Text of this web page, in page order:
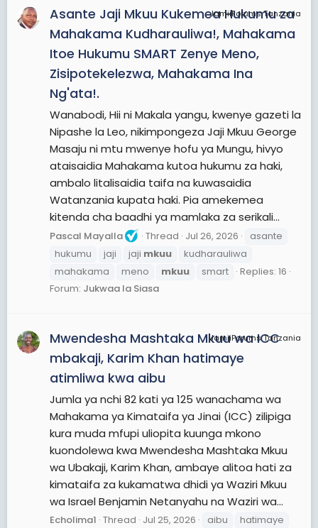
JamiiForums Tanzania
Asante Jaji Mkuu Kukemea Hukumu za
Mahakama Kudharauliwa!, Mahakama
Itoe Hukumu SMART Zenye Meno,
Zisipotekelezwa, Mahakama Ina
Ng'ata!.
Wanabodi, Hii ni Makala yangu, kwenye gazeti la
Nipashe la Leo, nikimpongeza Jaji Mkuu George
Masaju ni mtu mwenye hofu ya Mungu, hivyo
ataisaidia Mahakama kutoa hukumu za haki,
ambalo litalisaidia taifa na kuwasaidia
Watanzania kupata haki. Pia amekemea
kitenda cha baadhi ya mamlaka za serikali...
Pascal Mayalla Thread Jul 26, 2026
asante
hukumu
jaji jaji mkuu
kudharauliwa
mahakama
meno mkuu smart
Replies: 16
Forum: Jukwaa la Siasa
JamiiForums Tanzania
Mwendesha Mashtaka Mkuu wa ICC
mbakaji, Karim Khan hatimaye
atimliwa kwa aibu
Jumla ya nchi 82 kati ya 125 wanachama wa
Mahakama ya Kimataifa ya Jinai (ICC) zilipiga
kura muda mfupi uliopita kuunga mkono
kuondolewa kwa Mwendesha Mashtaka Mkuu
wa Ubakaji, Karim Khan, ambaye alitoa hati za
kimataifa za kukamatwa dhidi ya Waziri Mkuu
wa Israel Benjamin Netanyahu na Waziri wa...
Echolima1 Thread Jul 25, 2026 aibu
hatimaye